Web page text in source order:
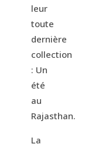
leur
toute
dernière
collection
: Un
été
au
Rajasthan.
La